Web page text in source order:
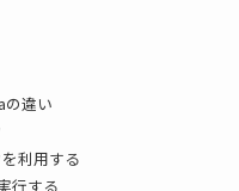
違い
利用する
行する